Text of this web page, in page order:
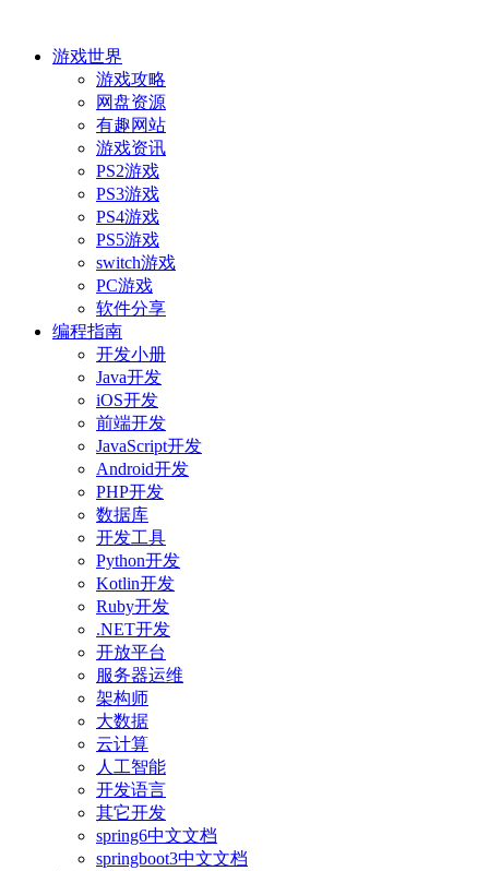
游戏世界
游戏攻略
网盘资源
有趣网站
游戏资讯
PS2游戏
PS3游戏
PS4游戏
PS5游戏
switch游戏
PC游戏
软件分享
编程指南
开发小册
Java开发
iOS开发
前端开发
JavaScript开发
Android开发
PHP开发
数据库
开发工具
Python开发
Kotlin开发
Ruby开发
.NET开发
开放平台
服务器运维
架构师
大数据
云计算
人工智能
开发语言
其它开发
spring6中文文档
springboot3中文文档